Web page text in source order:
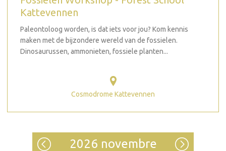
Kattevennen
Paleontoloog worden, is dat iets voor jou? Kom kennis
maken met de bijzondere wereld van de fossielen.
Dinosaurussen, ammonieten, fossiele planten...
Cosmodrome Kattevennen
2026 novembre